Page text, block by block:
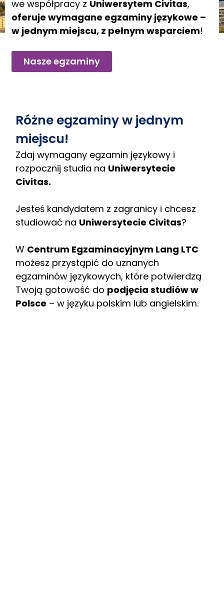
we współpracy z Uniwersytem Civitas,
oferuje wymagane egzaminy językowe –
w jednym miejscu, z pełnym wsparciem!
Nasze egzaminy
Różne egzaminy w jednym
miejscu!
Zdaj wymagany egzamin językowy i
rozpocznij studia na Uniwersytecie
Civitas.
Jesteś kandydatem z zagranicy i chcesz
studiować na Uniwersytecie Civitas?
W Centrum Egzaminacyjnym Lang LTC
możesz przystąpić do uznanych
egzaminów językowych, które potwierdzą
Twoją gotowość do podjęcia studiów w
Polsce – w języku polskim lub angielskim.